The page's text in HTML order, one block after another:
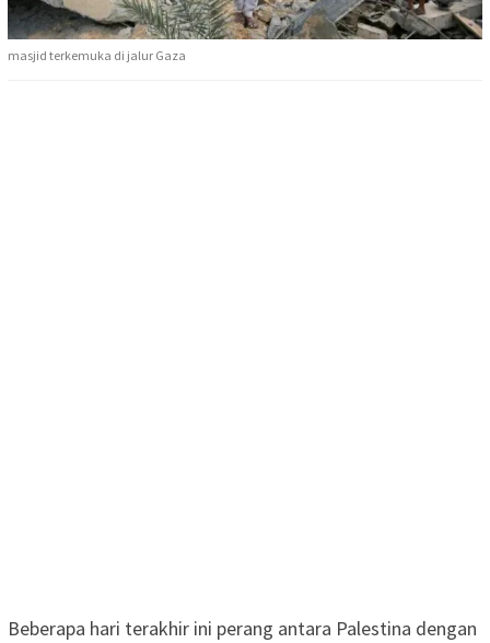
masjid terkemuka di jalur Gaza
Beberapa hari terakhir ini perang antara Palestina dengan